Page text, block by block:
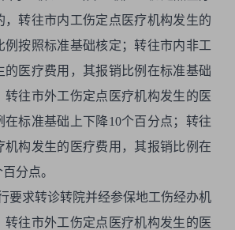
，转往市内工伤定点医疗机构发生的
例按照标准基础核定；转往市内非工
的医疗费用，其报销比例在标准基础
转往市外工伤定点医疗机构发生的医
标准基础上下降10个百分点；转往
机构发生的医疗费用，其报销比例在
分点。
要求转诊转院并经参保地工伤经办机
转往市外工伤定点医疗机构发生的医